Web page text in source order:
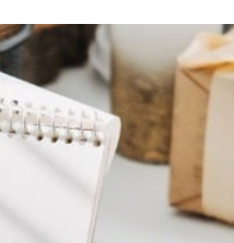
Drinks
& Beauty
Gadgets
TuinTravelLifestyle